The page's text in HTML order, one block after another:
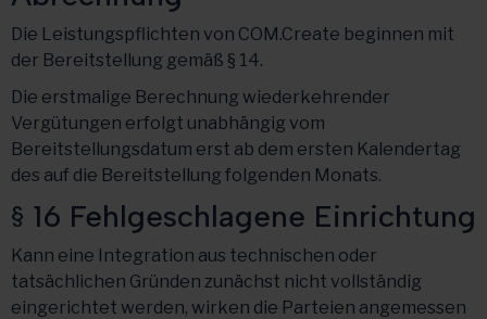
Die Leistungspflichten von COM.Create beginnen mit
der Bereitstellung gemäß § 14.
Die erstmalige Berechnung wiederkehrender
Vergütungen erfolgt unabhängig vom
Bereitstellungsdatum erst ab dem ersten Kalendertag
des auf die Bereitstellung folgenden Monats.
§ 16 Fehlgeschlagene Einrichtung
Kann eine Integration aus technischen oder
tatsächlichen Gründen zunächst nicht vollständig
eingerichtet werden, wirken die Parteien angemessen